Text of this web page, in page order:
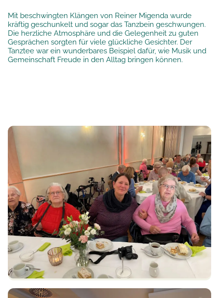
Mit beschwingten Klängen von Reiner Migenda wurde
kräftig geschunkelt und sogar das Tanzbein geschwungen.
Die herzliche Atmosphäre und die Gelegenheit zu guten
Gesprächen sorgten für viele glückliche Gesichter. Der
Tanztee war ein wunderbares Beispiel dafür, wie Musik und
Gemeinschaft Freude in den Alltag bringen können.